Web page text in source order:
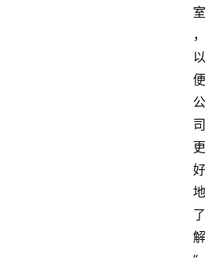
室
，
以
便
公
司
更
好
地
了
解
“